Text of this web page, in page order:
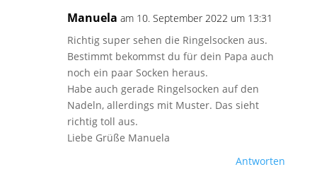
Manuela am 10. September 2022 um 13:31
Richtig super sehen die Ringelsocken aus.
Bestimmt bekommst du für dein Papa auch
noch ein paar Socken heraus.
Habe auch gerade Ringelsocken auf den
Nadeln, allerdings mit Muster. Das sieht
richtig toll aus.
Liebe Grüße Manuela
Antworten